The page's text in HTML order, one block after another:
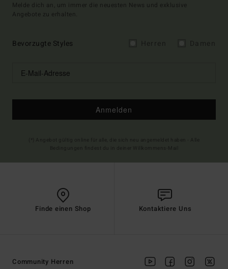
Melde dich an, um immer die neuesten News und exklusive
Angebote zu erhalten.
Bevorzugte Styles
Anmelden
Finde einen Shop Kontaktiere Uns
Community Herren